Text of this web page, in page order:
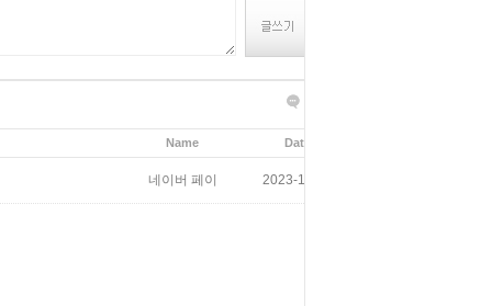
Name Date
네이버 페이 2023-10-17